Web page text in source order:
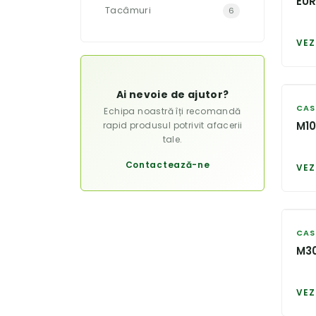
Tacâmuri 6
Ai nevoie de ajutor?
Echipa noastră îți recomandă
rapid produsul potrivit afacerii
tale.
Contactează-ne